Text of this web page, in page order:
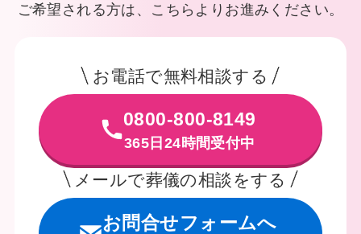
ご希望される方は、こちらよりお進みください。
お電話で無料相談する
0800-800-8149
365日24時間受付中
メールで葬儀の相談をする
お問合せフォームへ